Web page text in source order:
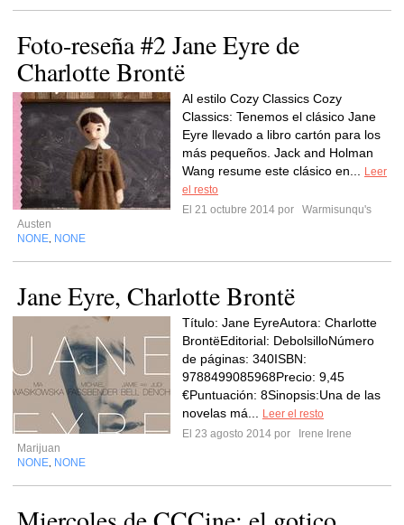
Foto-reseña #2 Jane Eyre de
Charlotte Brontë
Al estilo Cozy Classics Cozy
Classics: Tenemos el clásico Jane
Eyre llevado a libro cartón para los
más pequeños. Jack and Holman
Wang resume este clásico en...
Leer
el resto
El 21 octubre 2014 por
Warmisunqu's
Austen
NONE NONE
Jane Eyre, Charlotte Brontë
Título: Jane EyreAutora: Charlotte
BrontëEditorial: DebolsilloNúmero
de páginas: 340ISBN:
9788499085968Precio: 9,45
€Puntuación: 8Sinopsis:Una de las
novelas má...
Leer el resto
El 23 agosto 2014 por
Irene Irene
Marijuan
NONE NONE